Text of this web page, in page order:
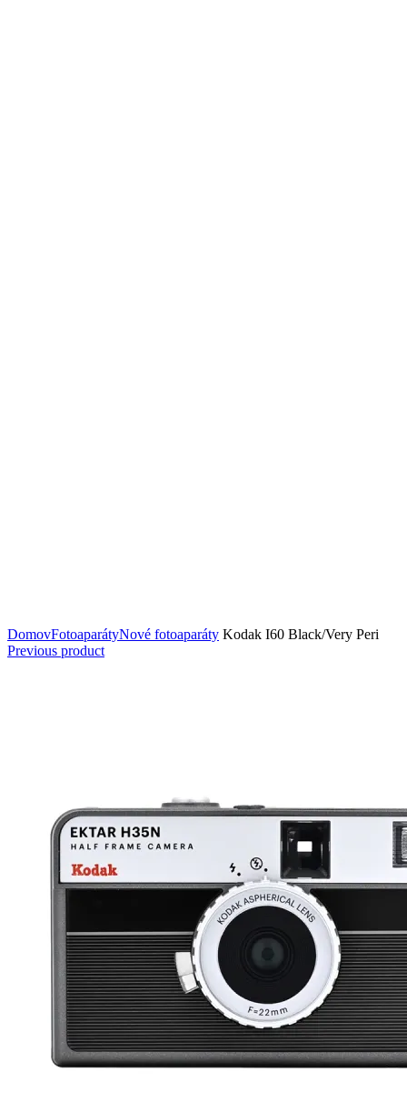
DomovFotoaparátyNové fotoaparáty Kodak I60 Black/Very Peri
Previous product